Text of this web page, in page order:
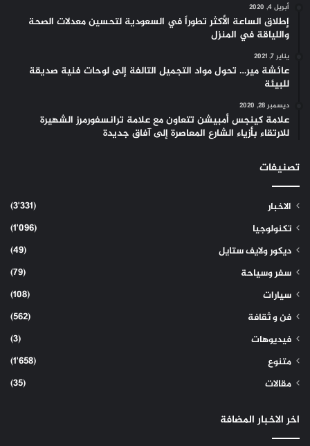
أبريل 4, 2020
إطلاق الساعة الأكثر تطوراً في السعودية لتحسين معدلات الصحة
واللياقة في المنزل
يناير 7, 2021
عائشة مير… تحول مواد التجميل التالفة إلى لوحات فنية صديقة
للبيئة
ديسمبر 28, 2020
علامة كينجس أمبيشن تتعاون مع علامة ترانسفورمرز الشهيرة
للارتقاء بأزياء الشارع المعاصرة إلى آفاق جديدة
تصنيفات
الاخبار
(3٬331)
تكنولوجيا
(1٬096)
ديكور ولايف ستايل
(49)
سفر وسياحة
(79)
سيارات
(108)
فن و ثقافة
(562)
فيديوهات
(3)
متنوع
(1٬658)
مقالات
(35)
اخر الاخبار المضافة